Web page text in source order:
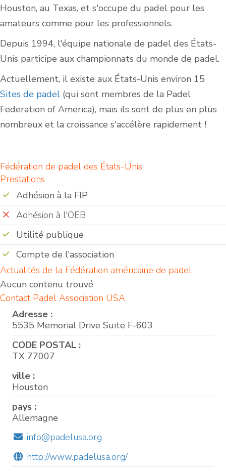
Houston, au Texas, et s'occupe du padel pour les
amateurs comme pour les professionnels.
Depuis 1994, l'équipe nationale de padel des États-
Unis participe aux championnats du monde de padel.
Actuellement, il existe aux États-Unis environ 15
Sites de padel (qui sont membres de la Padel
Federation of America), mais ils sont de plus en plus
nombreux et la croissance s'accélère rapidement !
Fédération de padel des États-Unis
Prestations
Adhésion à la FIP
Adhésion à l'OEB
Utilité publique
Compte de l'association
Actualités de la Fédération américaine de padel
Aucun contenu trouvé
Contact Padel Association USA
Adresse :
5535 Memorial Drive Suite F-603
CODE POSTAL :
TX 77007
ville :
Houston
pays :
Allemagne
info@padelusa.org
http://www.padelusa.org/